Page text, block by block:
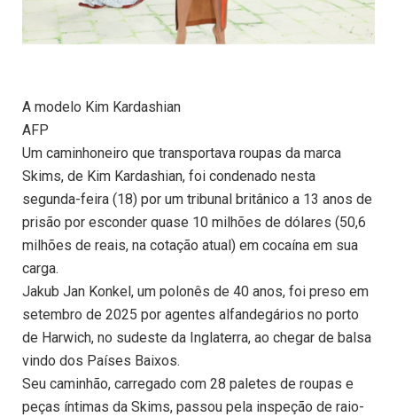
A modelo Kim Kardashian
AFP
Um caminhoneiro que transportava roupas da marca
Skims, de Kim Kardashian, foi condenado nesta
segunda-feira (18) por um tribunal britânico a 13 anos de
prisão por esconder quase 10 milhões de dólares (50,6
milhões de reais, na cotação atual) em cocaína em sua
carga.
Jakub Jan Konkel, um polonês de 40 anos, foi preso em
setembro de 2025 por agentes alfandegários no porto
de Harwich, no sudeste da Inglaterra, ao chegar de balsa
vindo dos Países Baixos.
Seu caminhão, carregado com 28 paletes de roupas e
peças íntimas da Skims, passou pela inspeção de raio-